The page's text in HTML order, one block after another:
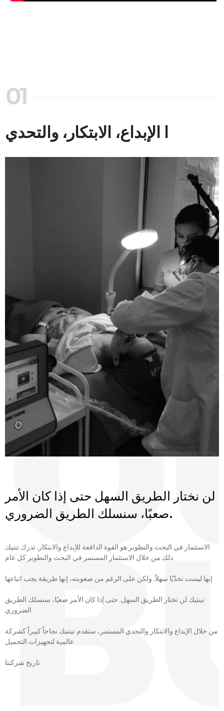
ا الإبداع، الابتكار، والتحدي
لن نختار الطريق السهل حتى إذا كان الأمر
صعبًا، سنسلك الطريق الضروري.
الاستثمار في البحث والتطوير هو القوة الدافعة للإبداع والابتكار. تدرك تنتيك
ذلك من خلال الاستثمار المستمر في البحث والتطوير كل عام
إنها ليست تحدّيًا سهلاً. ولكن على الرغم من صعوبته، إنها طريقة يجب اتباعها
تينتيك لن تختار الطريق السهل. حتى إذا كان الأمر صعبًا، سنسلك الطريق
الضروري
من خلال الإبداع والابتكار والتحدي المستمر، ستقدم تينتيك نجاحاً كبيراً كشركة
عالمية لتجهيزات التجميل
تاريخ شركتنا